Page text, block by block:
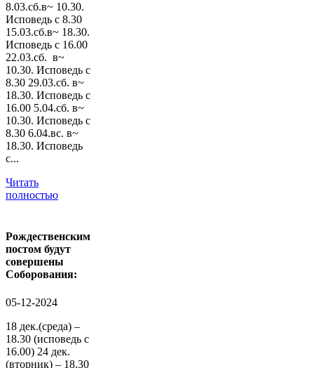
8.03.сб.в~ 10.30.
Исповедь с 8.30
15.03.сб.в~ 18.30.
Исповедь с 16.00
22.03.сб. в~
10.30. Исповедь с
8.30 29.03.сб. в~
18.30. Исповедь с
16.00 5.04.сб. в~
10.30. Исповедь с
8.30 6.04.вс. в~
18.30. Исповедь
с...
Читать
полностью
Рождественским
постом будут
совершены
Соборования:
05-12-2024
18 дек.(среда) –
18.30 (исповедь с
16.00) 24 дек.
(вторник) – 18.30